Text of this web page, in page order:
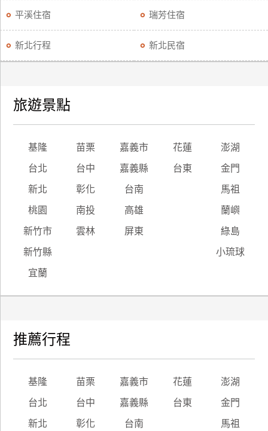
平溪住宿 瑞芳住宿
新北行程 新北民宿
旅遊景點
基隆 苗栗 嘉義市 花蓮 澎湖
台北 台中 嘉義縣 台東 金門
新北 彰化 台南 馬祖
桃園 南投 高雄 蘭嶼
新竹市 雲林 屏東 綠島
新竹縣 小琉球
宜蘭
推薦行程
基隆 苗栗 嘉義市 花蓮 澎湖
台北 台中 嘉義縣 台東 金門
新北 彰化 台南 馬祖